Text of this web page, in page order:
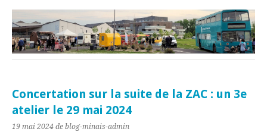
Concertation sur la suite de la ZAC : un 3e
atelier le 29 mai 2024
19 mai 2024 de blog-minais-admin